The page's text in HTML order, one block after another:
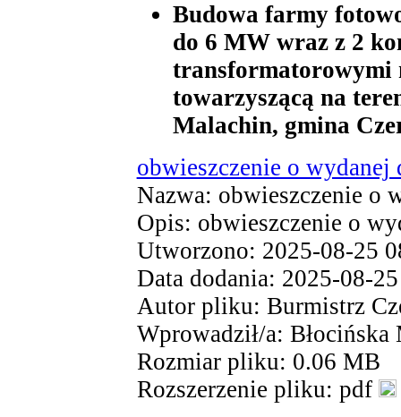
Budowa farmy
do 6 MW wraz z 2
towarzyszącą na
Malachin, gmina
obwieszczenie o wydanej
Nazwa: obwieszczenie o
Opis: obwieszczenie o
Utworzono: 2025-08-25
Data dodania: 2025-08-
Autor pliku: Burmistrz
Wprowadził/a: Błocińska
Rozmiar pliku: 0.06 MB
Rozszerzenie pliku: pdf